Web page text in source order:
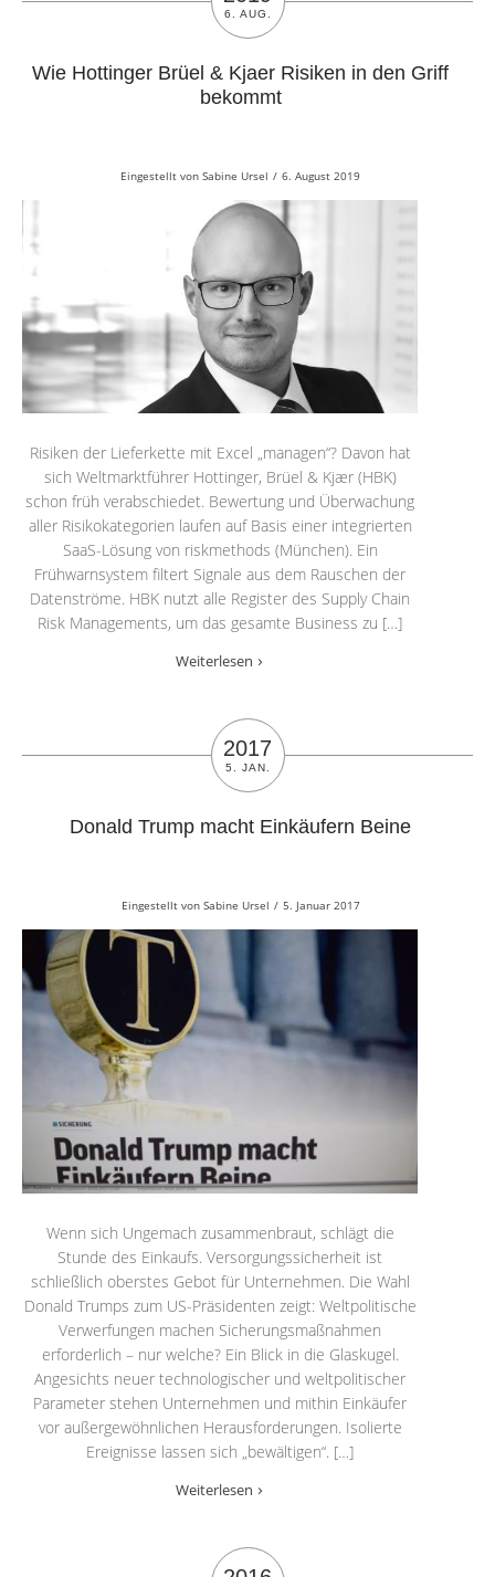
6. AUG.
Wie Hottinger Brüel & Kjaer Risiken in den Griff
bekommt
Eingestellt vonSabine Ursel / 6. August 2019
Risiken der Lieferkette mit Excel „managen“? Davon hat
sich Weltmarktführer Hottinger, Brüel & Kjær (HBK)
schon früh verabschiedet. Bewertung und Überwachung
aller Risikokategorien laufen auf Basis einer integrierten
SaaS-Lösung von riskmethods (München). Ein
Frühwarnsystem filtert Signale aus dem Rauschen der
Datenströme. HBK nutzt alle Register des Supply Chain
Risk Managements, um das gesamte Business zu […]
Weiterlesen
2017
5. JAN.
Donald Trump macht Einkäufern Beine
Eingestellt von Sabine Ursel / 5. Januar 2017
Wenn sich Ungemach zusammenbraut, schlägt die
Stunde des Einkaufs. Versorgungssicherheit ist
schließlich oberstes Gebot für Unternehmen. Die Wahl
Donald Trumps zum US-Präsidenten zeigt: Weltpolitische
Verwerfungen machen Sicherungsmaßnahmen
erforderlich – nur welche? Ein Blick in die Glaskugel.
Angesichts neuer technologischer und weltpolitischer
Parameter stehen Unternehmen und mithin Einkäufer
vor außergewöhnlichen Herausforderungen. Isolierte
Ereignisse lassen sich „bewältigen“. […]
Weiterlesen